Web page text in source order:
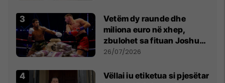
Vetëm dy raunde dhe
miliona euro në xhep,
zbulohet sa fituan Joshua
e Prenga
26/07/2026
Vëllai iu etiketua si pjesëtar